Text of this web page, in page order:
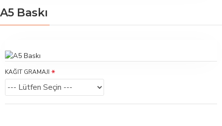
A5 Baskı
KAĞIT GRAMAJI